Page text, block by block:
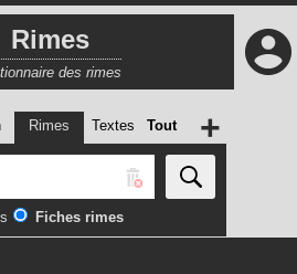
Rimes
des rimes
Rimes Textes Tout
Fiches rimes
+